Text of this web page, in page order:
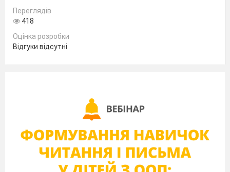
Ні, замість цього діляться такими
враженнями:
це виправдовуватися перед
часу на підготовку або не дуже
добре володієте темою.
Вибачення не зроблять слухачів
Переглядів
418
Оцінка розробки
Відгуки відсутні